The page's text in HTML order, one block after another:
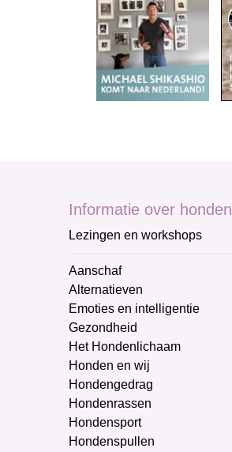
Informatie over honden
Lezingen en workshops
Aanschaf
Alternatieven
Emoties en intelligentie
Gezondheid
Het Hondenlichaam
Honden en wij
Hondengedrag
Hondenrassen
Hondensport
Hondenspullen